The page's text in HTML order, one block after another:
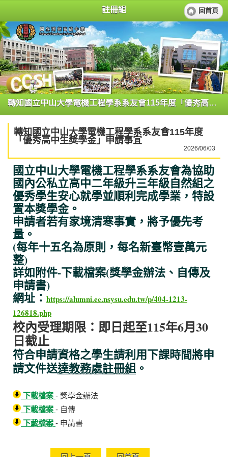
註冊組 回首頁
轉知國立中山大學電機工程學系系友會115年度「優秀高中生獎學金」申請事宜
轉知國立中山大學電機工程學系系友會115年度
「優秀高中生獎學金」申請事宜
2026/06/03
國立中山大學電機工程學系系友會為協助
國內公私立高中二年級升三年級自然組之
優秀學生安心就學並順利完成學業，特設
置本獎學金。
申請者若有家境清寒事實，將予優先考
量。
(每年十五名為原則，每名新臺幣壹萬元
整)
詳如附件-下載檔案(獎學金辦法、自傳及
申請書)
網址： https://alumni.ee.nsysu.edu.tw/p/404-1213-
126818.php
校內受理期限：即日起至115年6月30
日截止
符合申請資格之學生請利用下課時間將申
請文件送達教務處註冊組 。
下載檔案 - 獎學金辦法
下載檔案 - 自傳
下載檔案 - 申請書